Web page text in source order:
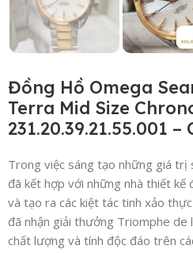
Đồng Hồ Omega
Terra Mid Size
231.20.39.21.55.001 –
Trong việc sáng tạo những giá
đã kết hợp với những nhà thiết
và tạo ra các kiệt tác tinh xảo
đã nhận giải thưởng Triomphe de
chất lượng và tính độc đáo trên